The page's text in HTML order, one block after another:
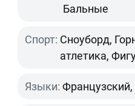
Бальные
Спорт: Сноуборд,
атлетика,
Языки: Французский,